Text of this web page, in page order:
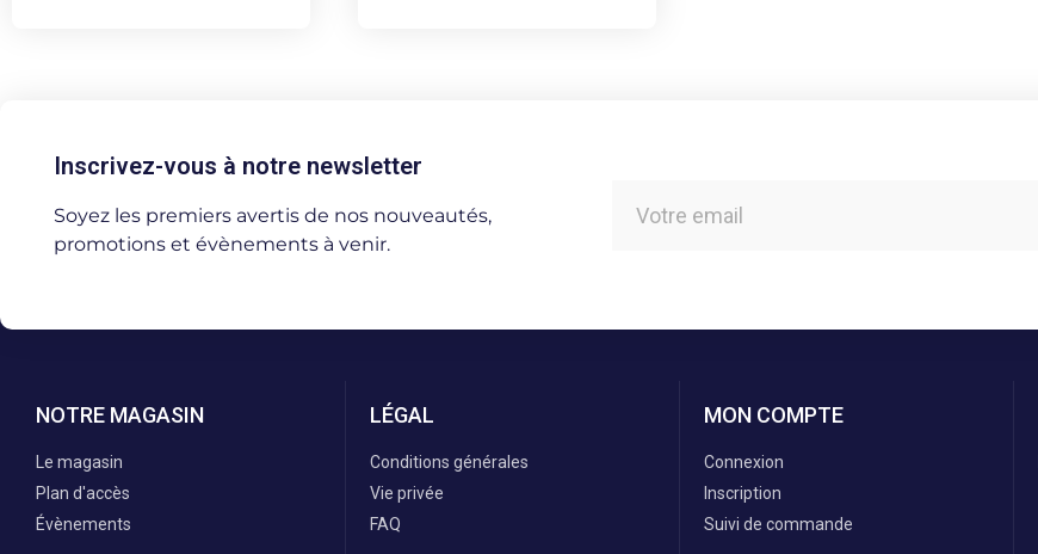
Inscrivez-vous à notre newsletter
Soyez les premiers avertis de nos nouveautés,
promotions et évènements à venir.
NOTRE MAGASIN
Le magasin
Plan d'accès
Évènements
LÉGAL
Conditions générales
Vie privée
FAQ
MON COMPTE
Connexion
Inscription
Suivi de commande